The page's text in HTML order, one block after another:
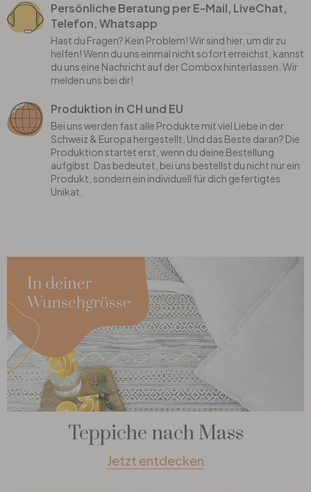
Persönliche Beratung per E-Mail, LiveChat,
Telefon, Whatsapp
Hast du Fragen? Kein Problem! Wir sind hier, um dir zu
helfen! Wenn du uns einmal nicht sofort erreichst, kannst
du uns eine Nachricht auf der Combox hinterlassen. Wir
melden uns bei dir!
Produktion in CH und EU
Bei uns werden fast alle Produkte mit viel Liebe in der
Schweiz & Europa hergestellt. Und das Beste daran? Die
Produktion startet erst, wenn du deine Bestellung
aufgibst. Das bedeutet, bei uns bestellst du nicht nur ein
Produkt, sondern ein individuell für dich gefertigtes
Unikat.
Teppiche nach Mass
Jetzt entdecken